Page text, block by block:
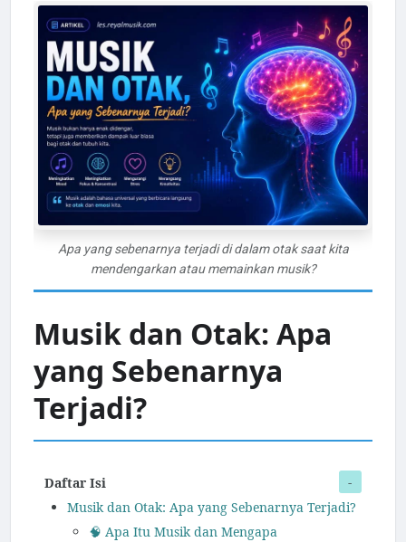
Apa yang sebenarnya terjadi di dalam otak saat kita
mendengarkan atau memainkan musik?
Musik dan Otak: Apa
yang Sebenarnya
Terjadi?
Daftar Isi
Musik dan Otak: Apa yang Sebenarnya Terjadi?
🧠 Apa Itu Musik dan Mengapa